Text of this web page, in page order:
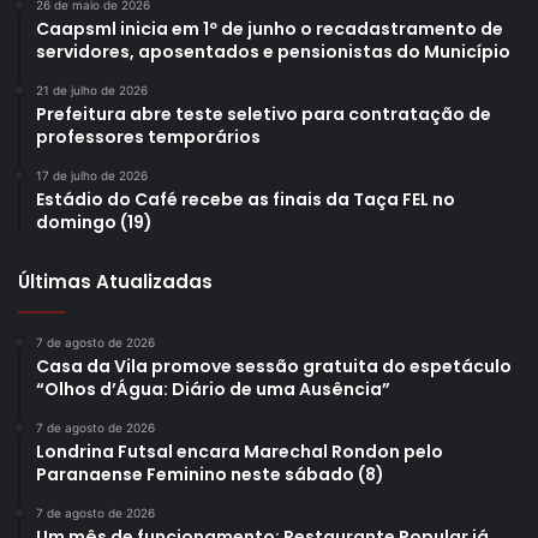
Assim como ele, a Prefeitura de Londrina nomeou o
morador do distrito de Guaravera, Admir Aparecido
Rodrigues, que conhece bem a região de Guaravera, onde
mantém um comércio. Ele se criou no distrito e só ficou
oito anos retornou à zona rural, onde reside com a esposa
Pracinha do Distrito e o pedido por mais policiamento na
zona rural. Esse trabalho é importante, porque quem vive
Rodrigues.
Já a administradora distrital, Maria Helena da Conceição
26 de maio de 2026
Caapsml inicia em 1º de junho o recadastramento de
servidores, aposentados e pensionistas do Município
21 de julho de 2026
Prefeitura abre teste seletivo para contratação de
professores temporários
17 de julho de 2026
Estádio do Café recebe as finais da Taça FEL no
domingo (19)
Últimas Atualizadas
7 de agosto de 2026
Casa da Vila promove sessão gratuita do espetáculo
“Olhos d’Água: Diário de uma Ausência”
7 de agosto de 2026
Londrina Futsal encara Marechal Rondon pelo
Paranaense Feminino neste sábado (8)
7 de agosto de 2026